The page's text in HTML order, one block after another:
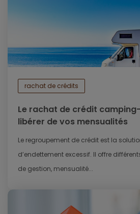
rachat de crédits
Le rachat de crédit
libérer de vos mensualités
Le regroupement de crédit est la
d’endettement excessif. Il offre
de gestion, mensualité...